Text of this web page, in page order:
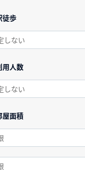
徒歩
用人数
屋面積